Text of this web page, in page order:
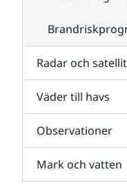
Radar och satellit
Väder till havs
Observationer
Mark och vatten